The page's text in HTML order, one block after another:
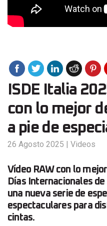
ISDE Italia
con lo mejor
a pie de
26 Agosto 2025 | Videos
Vídeo RAW con lo
Días Internacionales
una nueva serie de
espectaculares para
cintas.